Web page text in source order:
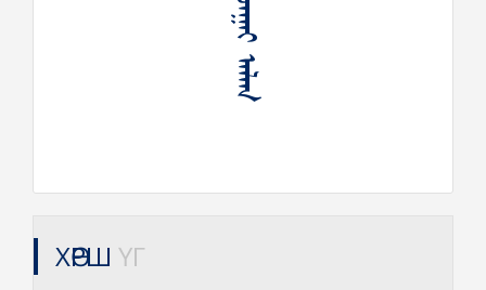
ХӨРШ ҮГ